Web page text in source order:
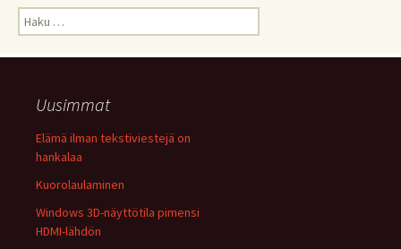
Haku:
Uusimmat
Elämä ilman tekstiviestejä on
hankalaa
Kuorolaulaminen
Windows 3D-näyttötila pimensi
HDMI-lähdön